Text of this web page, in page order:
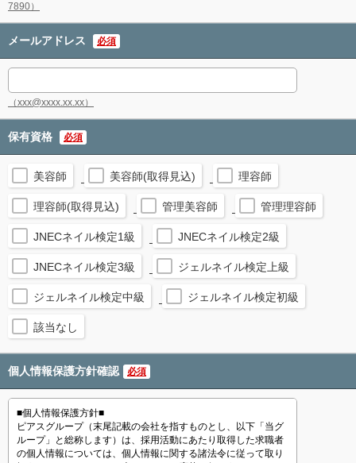
7890）
メールアドレス 必須
（xxx@xxxx.xx.xx）
保有資格 必須
美容師 美容師(取得見込) 理容師
理容師(取得見込) 管理美容師 管理理容師
JNECネイル検定1級 JNECネイル検定2級
JNECネイル検定3級 ジェルネイル検定上級
ジェルネイル検定中級 ジェルネイル検定初級
該当なし
個人情報保護方針確認 必須